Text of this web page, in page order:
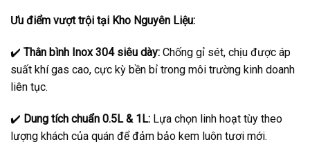
Ưu điểm vượt trội tại Kho Nguyên Liệu:
✔️ Thân bình Inox 304 siêu dày: Chống gỉ sét, chịu được áp
suất khí gas cao, cực kỳ bền bỉ trong môi trường kinh doanh
liên tục.
✔️ Dung tích chuẩn 0.5L & 1L: Lựa chọn linh hoạt tùy theo
lượng khách của quán để đảm bảo kem luôn tươi mới.